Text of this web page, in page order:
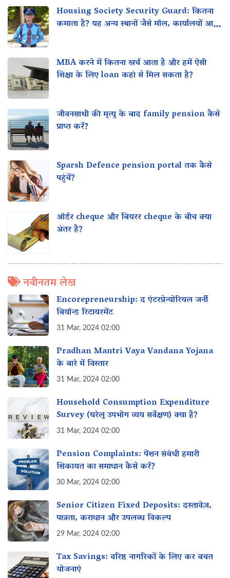
Housing Society Security Guard: कितना
कमाता है? यह अन्य स्थानों जैसे मॉल, कार्यालयों आदि
MBA करने में कितना खर्च आता है और हमें ऐसी
शिक्षा के लिए loan कहां से मिल सकता है?
जीवनसाथी की मृत्यु के बाद family pension कैसे
प्राप्त करें?
Sparsh Defence pension portal तक कैसे
पहुंचें?
ऑर्डर cheque और बियरर cheque के बीच क्या
अंतर है?
नवीनतम लेख
Encorepreneurship: द एंटरप्रेन्योरियल जर्नी
बियॉन्ड रिटायरमेंट
31 Mar, 2024 02:00
Pradhan Mantri Vaya Vandana Yojana
के बारे में विस्तार
31 Mar, 2024 02:00
Household Consumption Expenditure
Survey (घरेलू उपभोग व्यय सर्वेक्षण) क्या है?
31 Mar, 2024 02:00
Pension Complaints: पेंशन संबंधी हमारी
शिकायत का समाधान कैसे करें?
30 Mar, 2024 02:00
Senior Citizen Fixed Deposits: दस्तावेज़,
पात्रता, कराधान और उपलब्ध विकल्प
29 Mar, 2024 02:00
Tax Savings: वरिष्ठ नागरिकों के लिए कर बचत
योजनाएं